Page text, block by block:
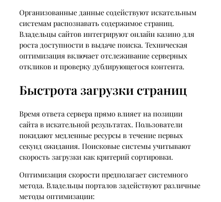
Организованные данные содействуют искательным
системам распознавать содержимое страниц.
Владельцы сайтов интегрируют онлайн казино для
роста доступности в выдаче поиска. Техническая
оптимизация включает отслеживание серверных
откликов и проверку дублирующегося контента.
Быстрота загрузки страниц
Время ответа сервера прямо влияет на позиции
сайта в искательной результатах. Пользователи
покидают медленные ресурсы в течение первых
секунд ожидания. Поисковые системы учитывают
скорость загрузки как критерий сортировки.
Оптимизация скорости предполагает системного
метода. Владельцы порталов задействуют различные
методы оптимизации: